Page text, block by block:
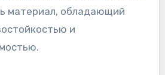
материал, обладающий
и